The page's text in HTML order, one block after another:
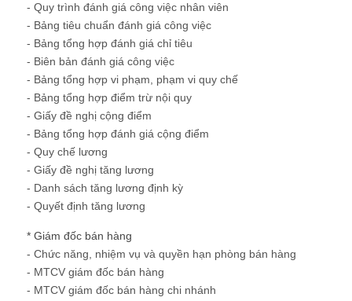
- Quy trình đánh giá công việc nhân viên
- Bảng tiêu chuẩn đánh giá công việc
- Bảng tổng hợp đánh giá chỉ tiêu
- Biên bản đánh giá công việc
- Bảng tổng hợp vi phạm, phạm vi quy chế
- Bảng tổng hợp điểm trừ nội quy
- Giấy đề nghị cộng điểm
- Bảng tổng hợp đánh giá cộng điểm
- Quy chế lương
- Giấy đề nghị tăng lương
- Danh sách tăng lương định kỳ
- Quyết định tăng lương
* Giám đốc bán hàng
- Chức năng, nhiệm vụ và quyền hạn phòng bán hàng
- MTCV giám đốc bán hàng
- MTCV giám đốc bán hàng chi nhánh